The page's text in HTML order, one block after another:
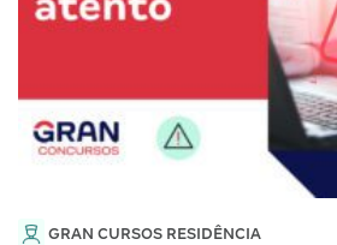
GRAN CURSOS RESIDÊNCIA